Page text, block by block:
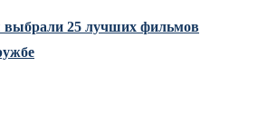
25 лучших фильмов